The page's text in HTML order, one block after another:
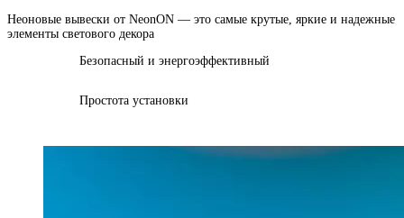
Неоновые вывески от NeonON — это самые крутые, яркие и надежные
элементы светового декора
Безопасный и энергоэффективный
Простота установки